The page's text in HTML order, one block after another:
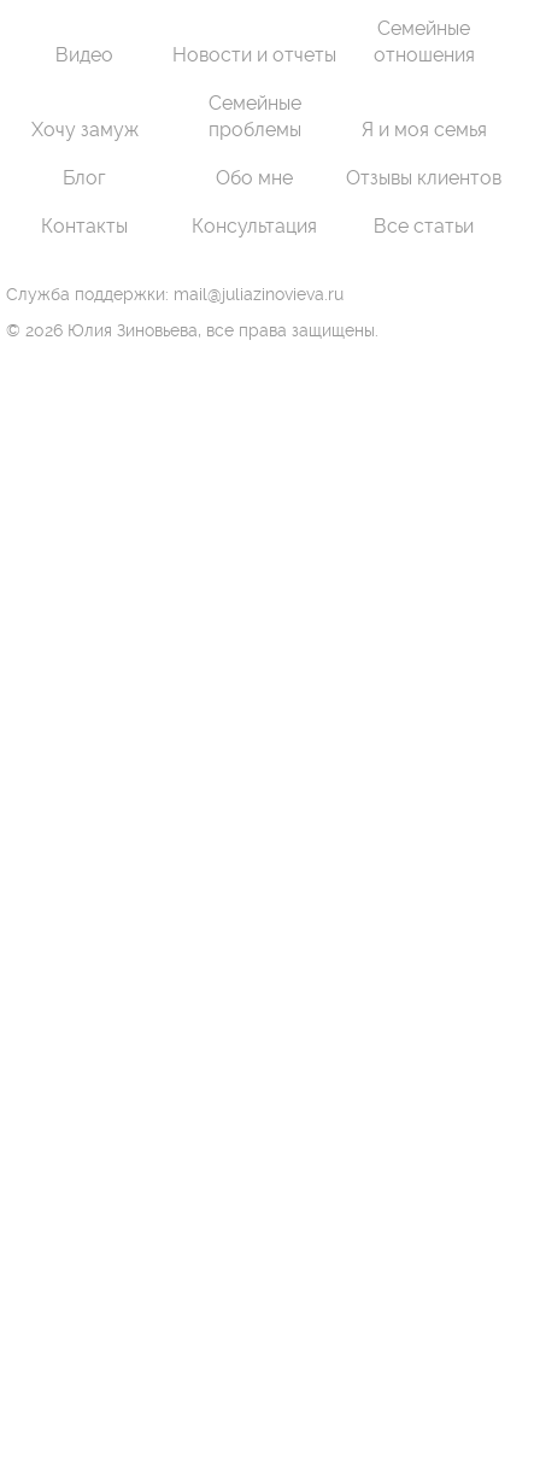
Видео Новости и отчеты
Семейные
отношения
Хочу замуж
Семейные
проблемы
Я и моя семья
Блог Обо мне Отзывы клиентов
Контакты Консультация Все статьи
Служба поддержки: mail@juliazinovieva.ru
© 2026 Юлия Зиновьева, все права защищены.